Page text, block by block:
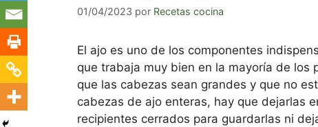
01/04/2023 por Recetas cocina
El ajo es uno de los componentes
que trabaja muy bien en la mayoría de los
que las cabezas sean grandes y que no
cabezas de ajo enteras, hay que dejarlas
recipientes cerrados para guardarlas ni